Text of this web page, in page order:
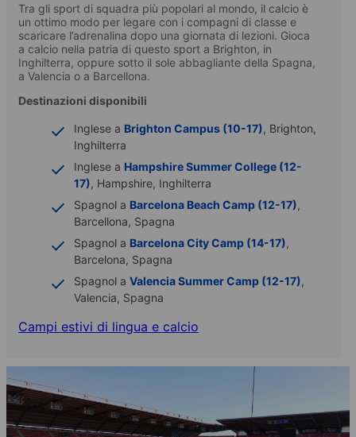
Tra gli sport di squadra più popolari al mondo, il calcio è
un ottimo modo per legare con i compagni di classe e
scaricare l’adrenalina dopo una giornata di lezioni. Gioca
a calcio nella patria di questo sport a Brighton, in
Inghilterra, oppure sotto il sole abbagliante della Spagna,
a Valencia o a Barcellona.
Destinazioni disponibili
Inglese a Brighton Campus (10-17), Brighton,
Inghilterra
Inglese a Hampshire Summer College (12-
17), Hampshire, Inghilterra
Spagnol a Barcelona Beach Camp (12-17),
Barcellona, Spagna
Spagnol a Barcelona City Camp (14-17),
Barcelona, Spagna
Spagnol a Valencia Summer Camp (12-17),
Valencia, Spagna
Campi estivi di lingua e calcio